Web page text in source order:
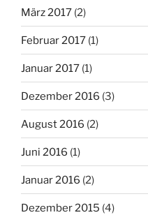
März 2017 (2)
Februar 2017 (1)
Januar 2017 (1)
Dezember 2016 (3)
August 2016 (2)
Juni 2016 (1)
Januar 2016 (2)
Dezember 2015 (4)